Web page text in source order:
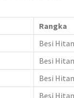
Rangka
Besi
Besi
Besi
Besi